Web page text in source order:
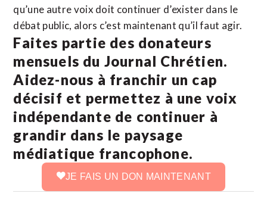
qu’une autre voix doit continuer d’exister dans le
débat public, alors c’est maintenant qu’il faut agir.
Faites partie des donateurs
mensuels du Journal Chrétien.
Aidez-nous à franchir un cap
décisif et permettez à une voix
indépendante de continuer à
grandir dans le paysage
médiatique francophone.
JE FAIS UN DON MAINTENANT